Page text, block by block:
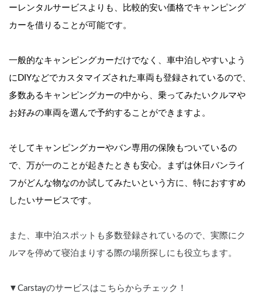
ーレンタルサービスよりも、比較的安い価格でキャンピング
カーを借りることが可能です。
一般的なキャンピングカーだけでなく、車中泊しやすいよう
にDIYなどでカスタマイズされた車両も登録されているので、
多数あるキャンピングカーの中から、乗ってみたいクルマや
お好みの車両を選んで予約することができますよ。
そしてキャンピングカーやバン専用の保険もついているの
で、万が一のことが起きたときも安心。まずは休日バンライ
フがどんな物なのか試してみたいという方に、特におすすめ
したいサービスです。
また、車中泊スポットも多数登録されているので、実際にク
ルマを停めて寝泊まりする際の場所探しにも役立ちます。
▼Carstayのサービスはこちらからチェック！